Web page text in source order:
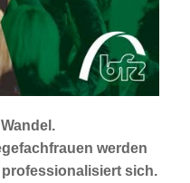
werden
sich.